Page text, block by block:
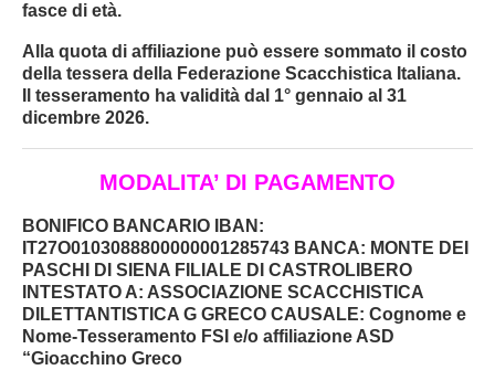
fasce di età.
Alla quota di affiliazione può essere sommato il costo
della tessera della Federazione Scacchistica Italiana.
Il tesseramento ha validità dal 1° gennaio al 31
dicembre 2026.
MODALITA’ DI PAGAMENTO
BONIFICO BANCARIO
IBAN:
IT27O0103088800000001285743 BANCA: MONTE DEI
PASCHI DI SIENA FILIALE DI CASTROLIBERO
INTESTATO A: ASSOCIAZIONE SCACCHISTICA
DILETTANTISTICA G GRECO CAUSALE: Cognome e
Nome-Tesseramento FSI e/o affiliazione ASD
“Gioacchino Greco